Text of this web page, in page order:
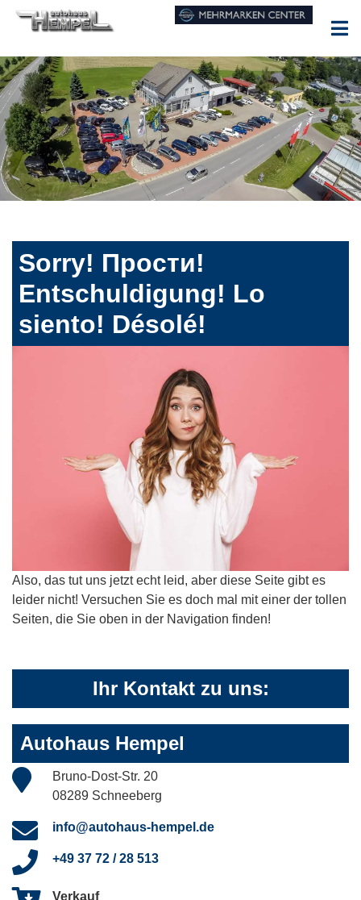
Sorry! Прости!
Entschuldigung! Lo
siento! Désolé!
Also, das tut uns jetzt echt leid, aber diese Seite gibt es
leider nicht! Versuchen Sie es doch mal mit einer der tollen
Seiten, die Sie oben in der Navigation finden!
Ihr Kontakt zu uns:
Autohaus Hempel
Bruno-Dost-Str. 20
08289 Schneeberg
info@autohaus-hempel.de
+49 37 72 / 28 513
Verkauf